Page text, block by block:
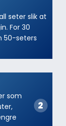
seter slik at
For 30
50-seters
som